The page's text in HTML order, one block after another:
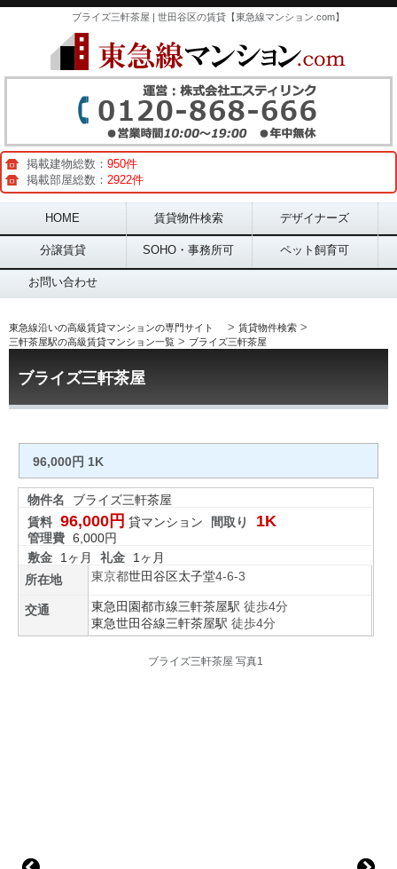
ブライズ三軒茶屋 | 世田谷区の賃貸【東急線マンション.com】
掲載建物総数： 950件
掲載部屋総数： 2922件
Main menu
HOME 賃貸物件検索 デザイナーズ
分譲賃貸 SOHO・事務所可 ペット飼育可
お問い合わせ
東急線沿いの高級賃貸マンションの専門サイト > 賃貸物件検索 >
三軒茶屋駅の高級賃貸マンション一覧 > ブライズ三軒茶屋
ブライズ三軒茶屋
96,000円 1K
物件名
ブライズ三軒茶屋
賃料 96,000円 貸マンション 間取り 1K
管理費 6,000円
敷金
1ヶ月 礼金
1ヶ月
所在地
東京都世田谷区太子堂4-6-3
交通 東急田園都市線三軒茶屋駅 徒歩4分
東急世田谷線三軒茶屋駅 徒歩4分